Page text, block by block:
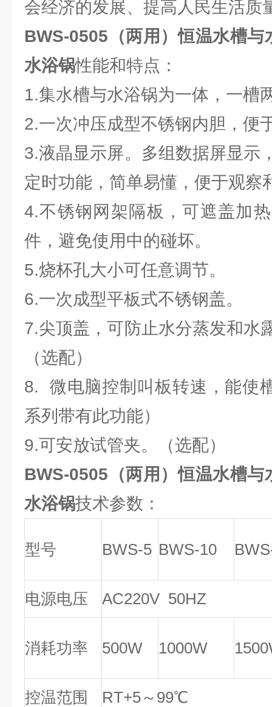
会经济的发展、提高人民生活质
BWS-0505 （两用）恒温水槽
水浴锅性能和特点：
1.集水槽与水浴锅为一体，一槽
2.一次冲压成型不锈钢内胆，便
3.液晶显示屏。多组数据屏显示
定时功能，简单易懂，便于观察
4.不锈钢网架隔板，可遮盖加
件，避免使用中的碰坏。
5.烧杯孔大小可任意调节。
6.一次成型平板式不锈钢盖。
7.尖顶盖，可防止水分蒸发和水
（选配）
8. 微电脑控制叫板转速，能使
系列带有此功能）
9.可安放试管夹。（选配）
BWS-0505（两用）恒温水槽
水浴锅技术参数：
型号 BWS-5 BWS-10
电源电压 AC220V 50HZ
消耗功率 500W 1000W
控温范围 RT+5～99℃